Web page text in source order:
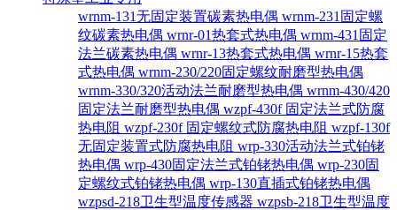
wrnm-131无固定装置碳素热电偶 wrnm-231固定螺
纹碳素热电偶 wrnr-01热套式热电偶 wrnm-431固定
法兰碳素热电偶 wrnr-13热套式热电偶 wrnr-15热套
式热电偶 wrnm-230/220固定螺纹耐磨型热电偶
wrnm-330/320活动法兰耐磨型热电偶 wrnm-430/420
固定法兰耐磨型热电偶 wzpf-430f 固定法兰式防腐
热电阻 wzpf-230f 固定螺纹式防腐热电阻 wzpf-130f
无固定装置式防腐热电阻 wrp-330活动法兰式铂铑
热电偶 wrp-430固定法兰式铂铑热电偶 wrp-230固
定螺纹式铂铑热电偶 wrp-130直插式铂铑热电偶
wzpsd-218卫生型温度传感器 wzpsb-218卫生型温度